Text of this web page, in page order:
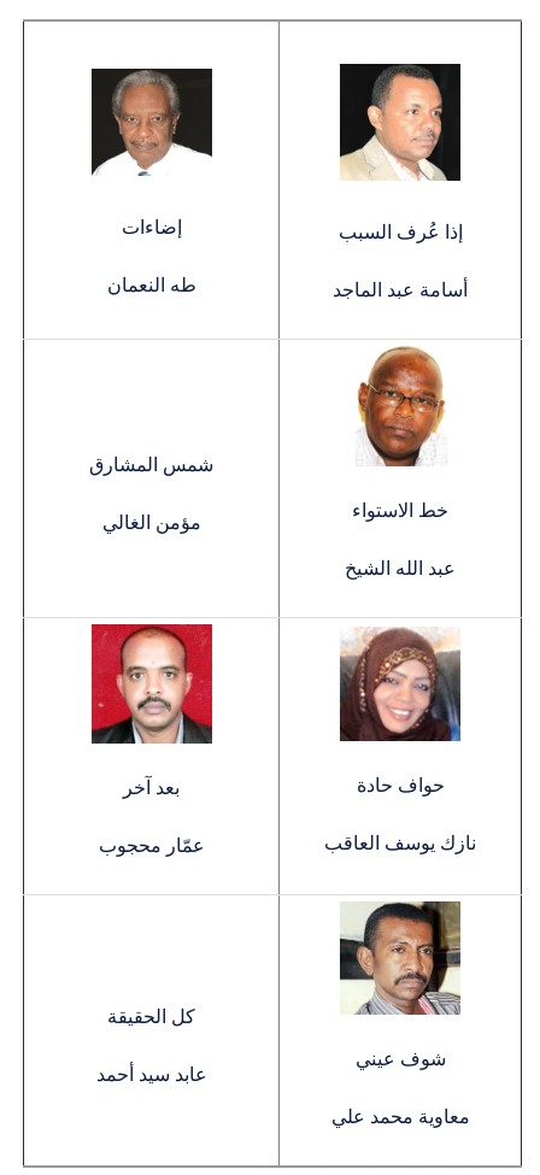
إذا عُرف السبب
أسامة عبد الماجد
إضاءات
طه النعمان
خط الاستواء
عبد الله الشيخ
شمس المشارق
مؤمن الغالي
حواف حادة
نازك يوسف العاقب
بعد آخر
عمّار محجوب
شوف عيني
معاوية محمد علي
كل الحقيقة
عابد سيد أحمد